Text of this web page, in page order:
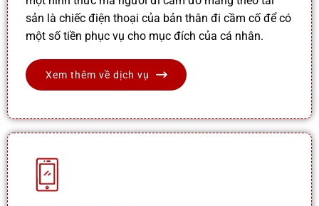
sản là chiếc điện thoại của bản thân đi cầm cố để có
một số tiền phục vụ cho mục đích của cá nhân.
Xem thêm về dịch vụ